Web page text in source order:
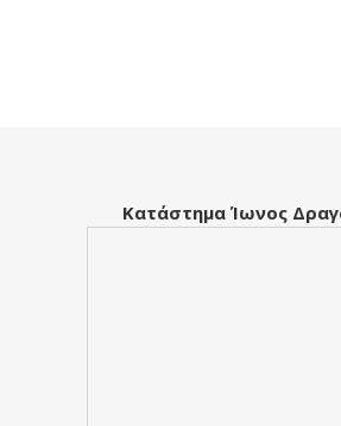
Κατάστημα Ίωνος